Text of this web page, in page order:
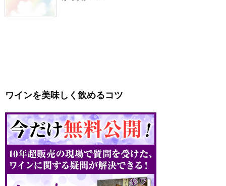
ワインを美味しく飲めるコツ